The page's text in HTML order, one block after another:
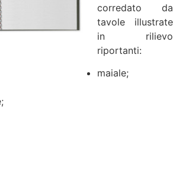
corredato da
tavole illustrate
in rilievo
riportanti:
maiale;